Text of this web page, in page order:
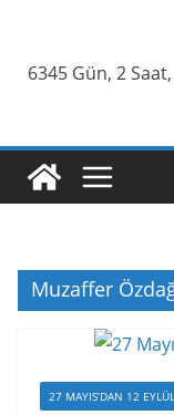
content
6345 Gün, 2
Muzaffer
27 MAYIS’DAN 12